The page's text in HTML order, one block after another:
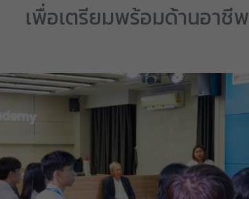
เพื่อเตรียมพร้อมด้านอาชีพ